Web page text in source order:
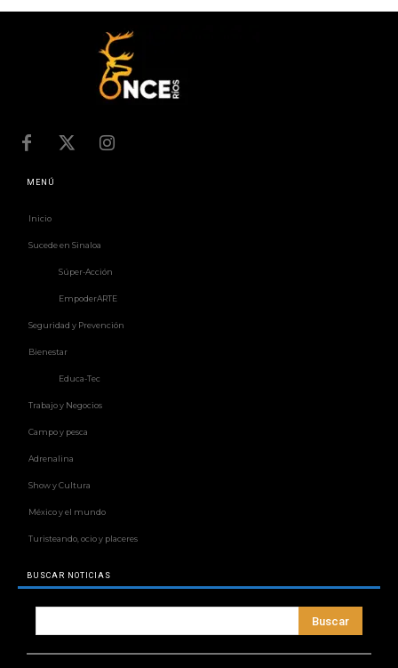
MENÚ
Inicio
Sucede en Sinaloa
Súper-Acción
EmpoderARTE
Seguridad y Prevención
Bienestar
Educa-Tec
Trabajo y Negocios
Campo y pesca
Adrenalina
Show y Cultura
México y el mundo
Turisteando, ocio y placeres
BUSCAR NOTICIAS
Buscar